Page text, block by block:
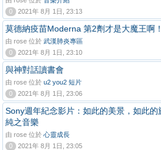
0
2021年 8月 1日, 23:13
莫德納疫苗Moderna 第2劑才是大魔王啊
由 rose 位於 武漢肺炎專區
0
2021年 8月 1日, 23:10
與神對話讀書會
由 rose 位於 u2 you2 短片
0
2021年 8月 1日, 23:06
Sony週年紀念影片：如此的美景，如此
純之音樂
由 rose 位於 心靈成長
0
2021年 8月 1日, 23:05